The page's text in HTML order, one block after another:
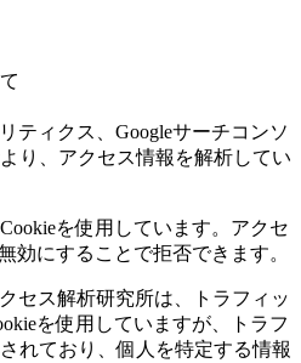
ティクス、Googleサーチコンソ
り、アクセス情報を解析してい
を使用しています。アクセ
効にすることで拒否できます。
セス解析研究所は、トラフィッ
を使用していますが、トラフ
れており、個人を特定する情報